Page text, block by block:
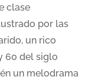
clase
por las
un rico
60 del siglo
un melodrama